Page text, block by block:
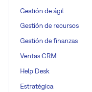
Gestión de ágil
Gestión de recursos
Gestión de finanzas
Ventas CRM
Help Desk
Estratégica